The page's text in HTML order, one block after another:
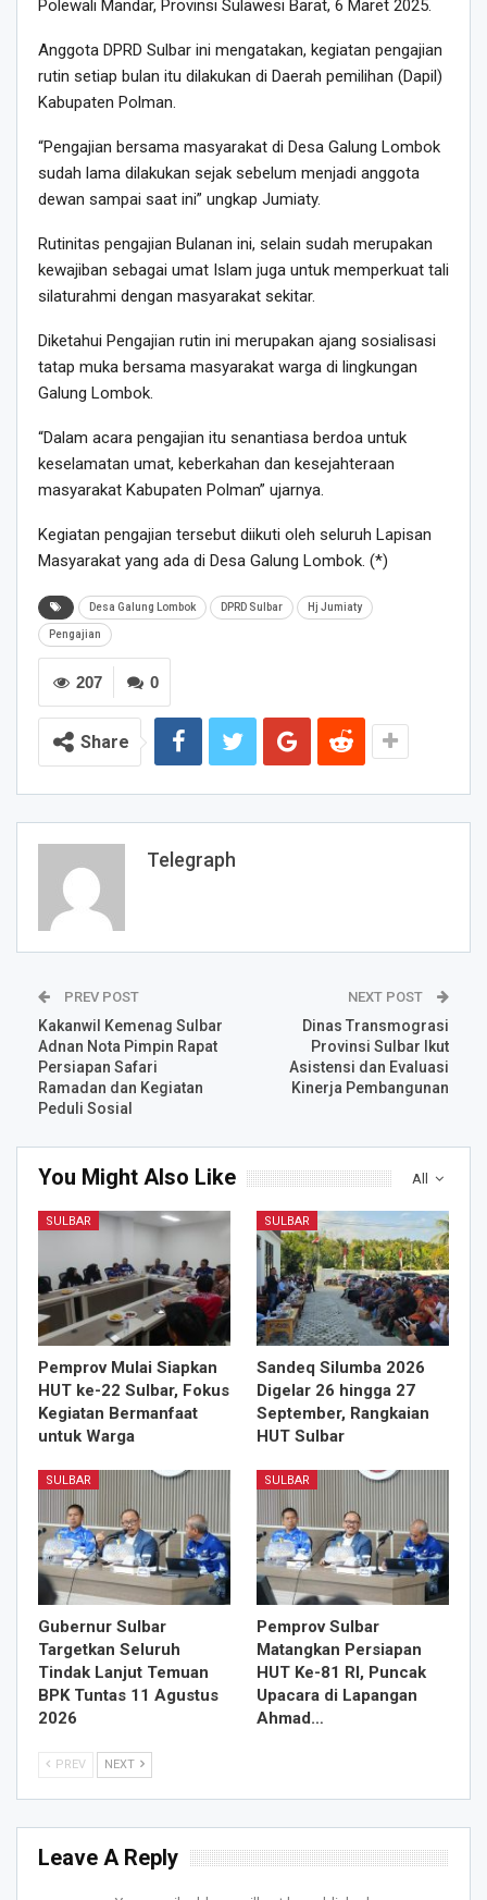
Polewali Mandar, Provinsi Sulawesi Barat, 6 Maret 2025.
Anggota DPRD Sulbar ini mengatakan, kegiatan pengajian
rutin setiap bulan itu dilakukan di Daerah pemilihan (Dapil)
Kabupaten Polman.
“Pengajian bersama masyarakat di Desa Galung Lombok
sudah lama dilakukan sejak sebelum menjadi anggota
dewan sampai saat ini” ungkap Jumiaty.
Rutinitas pengajian Bulanan ini, selain sudah merupakan
kewajiban sebagai umat Islam juga untuk memperkuat tali
silaturahmi dengan masyarakat sekitar.
Diketahui Pengajian rutin ini merupakan ajang sosialisasi
tatap muka bersama masyarakat warga di lingkungan
Galung Lombok.
“Dalam acara pengajian itu senantiasa berdoa untuk
keselamatan umat, keberkahan dan kesejahteraan
masyarakat Kabupaten Polman” ujarnya.
Kegiatan pengajian tersebut diikuti oleh seluruh Lapisan
Masyarakat yang ada di Desa Galung Lombok. (*)
Desa Galung Lombok DPRD Sulbar Hj Jumiaty
Pengajian
0
207
Share
Telegraph
PREV POST
Kakanwil Kemenag Sulbar
Adnan Nota Pimpin Rapat
Persiapan Safari
Ramadan dan Kegiatan
Peduli Sosial
NEXT POST
Dinas Transmograsi
Provinsi Sulbar Ikut
Asistensi dan Evaluasi
Kinerja Pembangunan
All
You Might Also Like
SULBAR
Pemprov Mulai Siapkan
HUT ke-22 Sulbar, Fokus
Kegiatan Bermanfaat
untuk Warga
SULBAR
Sandeq Silumba 2026
Digelar 26 hingga 27
September, Rangkaian
HUT Sulbar
SULBAR
Gubernur Sulbar
Targetkan Seluruh
Tindak Lanjut Temuan
BPK Tuntas 11 Agustus
2026
SULBAR
Pemprov Sulbar
Matangkan Persiapan
HUT Ke-81 RI, Puncak
Upacara di Lapangan
Ahmad…
PREV NEXT
Leave A Reply